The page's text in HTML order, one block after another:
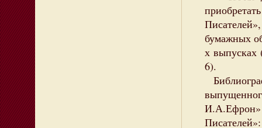
бумажных
х
6).
Писателей»: